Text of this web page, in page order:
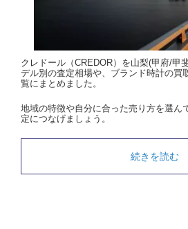
クレドール（CREDOR）を山梨(甲府/甲
デル別の査定相場や、ブランド時計の買
覧にまとめました。
地域の特徴や自分に合った売り方を選ん
定につなげましょう。
続きを読む